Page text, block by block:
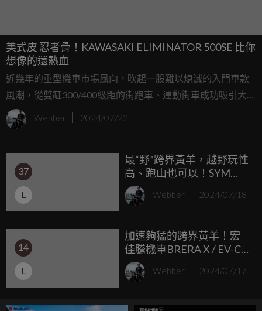
美式皮 忍者骨！KAWASAKI ELIMINATOR 500SE 比你
想像的還熱血
近幾年的重型機車市場風向，吹起一股難以熄滅的入門車款
風潮，從雙缸300/400級距的街跑車、運動街車成功吸引大量
民眾目光後，美式巡航車款也相繼跟上小排量降低入手門檻
的順風車，甚至打頭陣的Honda Rebel在台灣市場更交出亮眼
之秀，並直接使用Ninja 400修改而來的雙缸引擎，是否能成
為妳滿足美式夢想的新選擇呢？
Webber 2024/07/22
37
L
最“野”跨界黃羊，越野玩性
高、跑山也可以！SYM
ADXTG 試乘體驗
Webber 2024/07/18
14
L
加速夠猛的跨界黃羊！宏
佳騰機車BRERA X / EV-C1
新車試乘會
Webber 2024/07/17